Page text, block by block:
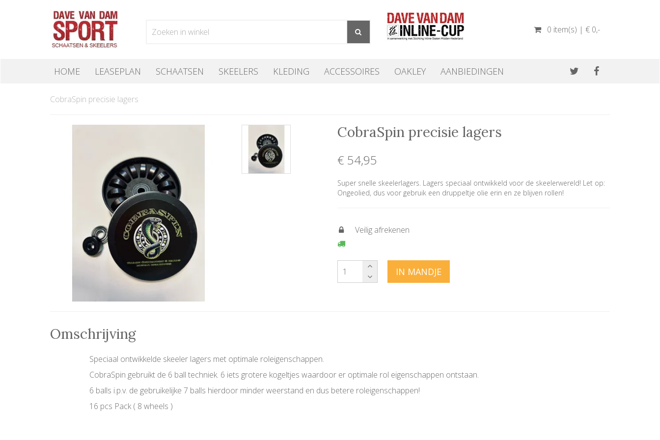
0 item(s) | € 0,-
HOME LEASEPLAN SCHAATSEN SKEELERS KLEDING ACCESSOIRES OAKLEY AANBIEDINGEN
CobraSpin precisie lagers
CobraSpin precisie lagers
€ 54,95
Super snelle skeelerlagers. Lagers speciaal ontwikkeld voor de skeelerwereld! Let op:
Ongeolied, dus voor gebruik een druppeltje olie erin en ze blijven rollen!
Veilig afrekenen
IN MANDJE
Omschrijving
Speciaal ontwikkelde skeeler lagers met optimale roleigenschappen.
CobraSpin gebruikt de 6 ball techniek. 6 iets grotere kogeltjes waardoor er optimale rol eigenschappen ontstaan.
6 balls i.p.v. de gebruikelijke 7 balls hierdoor minder weerstand en dus betere roleigenschappen!
16 pcs Pack ( 8 wheels )